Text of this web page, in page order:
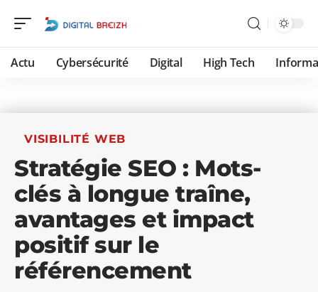
Actu Cybersécurité Digital High Tech
VISIBILITÉ WEB
Stratégie SEO : Mots-
clés à longue traîne,
avantages et impact
positif sur le
référencement